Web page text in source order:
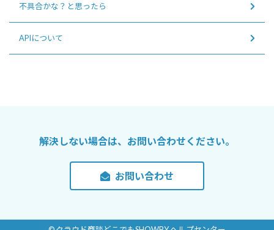
不具合かな？と思ったら
APIについて
解決しない場合は、お問い合わせください。
お問い合わせ